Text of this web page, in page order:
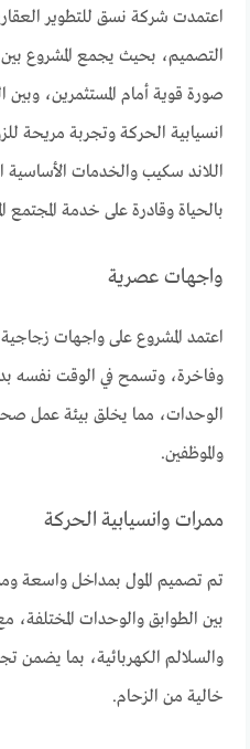
اعتمدت شركة نسق للتطوير
التصميم، بحيث يجمع المشروع
صورة قوية أمام المستثمرين،
انسيابية الحركة وتجربة مريحة
اللاند سكيب والخدمات الأساسية
بالحياة وقادرة على خدمة
واجهات عصرية
اعتمد المشروع على واجهات
وفاخرة، وتسمح في الوقت نفسه
الوحدات، مما يخلق بيئة عمل
والموظفين.
ممرات وانسيابية الحركة
تم تصميم المول بمداخل واسعة
بين الطوابق والوحدات
والسلالم الكهربائية، بما يضمن
خالية من الزحام.